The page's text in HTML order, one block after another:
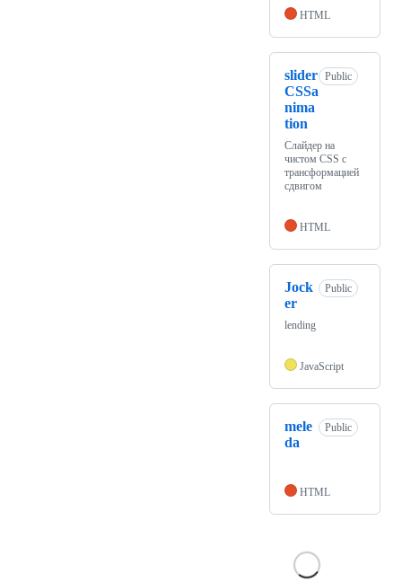
HTML
slider
CSSa
nima
tion
Public
Слайдер на
чистом CSS c
трансформацией
сдвигом
HTML
Jock
er
Public
lending
JavaScript
mele
da
Public
HTML